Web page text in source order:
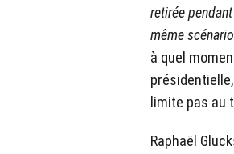
retirée
même
à quel
limite pas au
Raphaël